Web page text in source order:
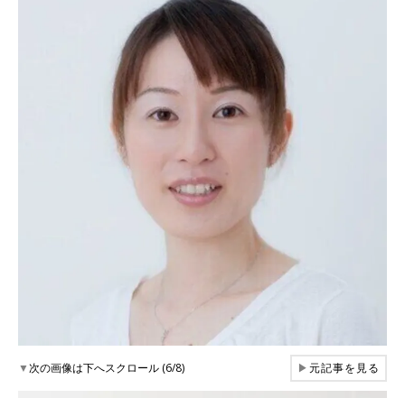
▼次の画像は下へスクロール (6/8) ▶元記事を見る